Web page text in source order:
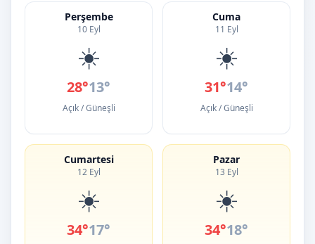
Perşembe
10 Eyl
☀️
28°13°
Açık / Güneşli
Cuma
11 Eyl
☀️
31°14°
Açık / Güneşli
Cumartesi
12 Eyl
☀️
34°17°
Pazar
13 Eyl
☀️
34°18°